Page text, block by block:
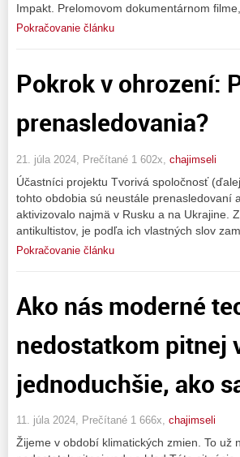
Impakt. Prelomovom dokumentárnom
Pokračovanie článku
Pokrok v ohrození:
prenasledovania?
21. júla 2024, Prečítané 1 602x, chajimseli
Účastníci projektu Tvorivá spoločnosť
tohto obdobia sú neustále prenasledovaní
aktivizovalo najmä v Rusku a na Ukrajine.
antikultistov, je podľa ich vlastných slov
Pokračovanie článku
Ako nás moderné
nedostatkom pitnej
jednoduchšie, ako
11. júla 2024, Prečítané 1 666x, chajimseli
Žijeme v období klimatických zmien. To už